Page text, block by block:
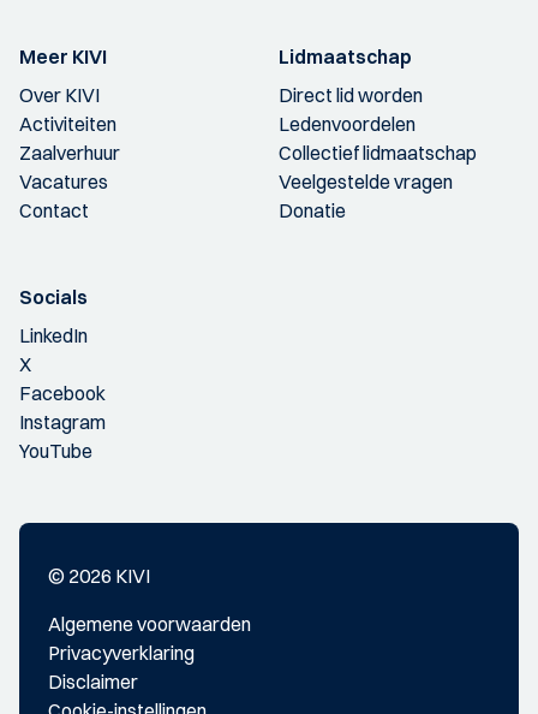
Meer KIVI
Over KIVI
Activiteiten
Zaalverhuur
Vacatures
Contact
Lidmaatschap
Direct lid worden
Ledenvoordelen
Collectief lidmaatschap
Veelgestelde vragen
Donatie
Socials
LinkedIn
X
Facebook
Instagram
YouTube
© 2026 KIVI
Algemene voorwaarden
Privacyverklaring
Disclaimer